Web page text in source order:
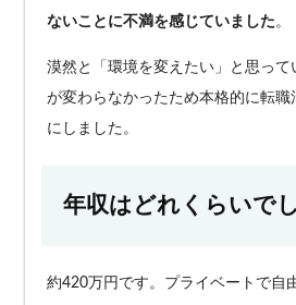
ないことに不満を感じていました 。
漠然と「環境を変えたい」と思って
が変わらなかったため本格的に転職
にしました。
年収はどれくらいで
約420万円です。プライベートで自